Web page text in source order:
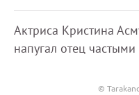
Актриса Кристина
напугал отец
©